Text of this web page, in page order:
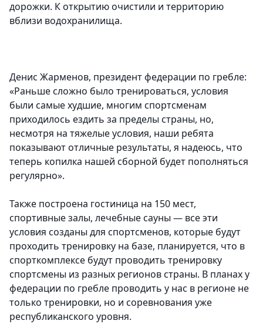
дорожки. К открытию очистили и территорию
вблизи водохранилища.
Денис Жарменов, президент федерации по гребле:
«Раньше сложно было тренироваться, условия
были самые худшие, многим спортсменам
приходилось ездить за пределы страны, но,
несмотря на тяжелые условия, наши ребята
показывают отличные результаты, я надеюсь, что
теперь копилка нашей сборной будет пополняться
регулярно».
Также построена гостиница на 150 мест,
спортивные залы, лечебные сауны — все эти
условия созданы для спортсменов, которые будут
проходить тренировку на базе, планируется, что в
спорткомплексе будут проводить тренировку
спортсмены из разных регионов страны. В планах у
федерации по гребле проводить у нас в регионе не
только тренировки, но и соревнования уже
республиканского уровня.